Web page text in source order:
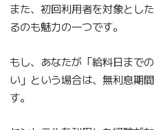
また、初回利用者を対象とし
るのも魅力の一つです。
もし、あなたが「給料日まで
い」という場合は、無利息期
す。